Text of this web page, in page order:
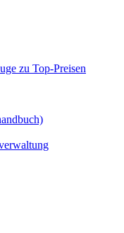
zu Top-Preisen